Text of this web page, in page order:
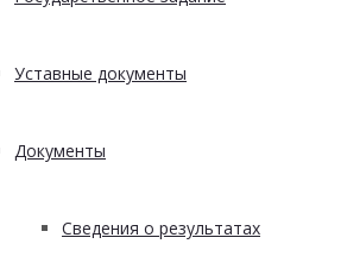
Уставные документы
Документы
Сведения о результатах